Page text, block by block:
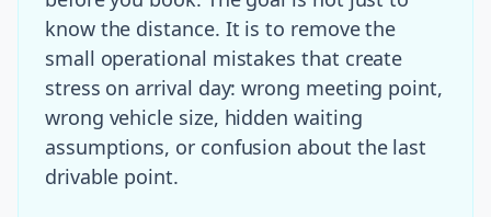
know the distance. It is to remove the
small operational mistakes that create
stress on arrival day: wrong meeting point,
wrong vehicle size, hidden waiting
assumptions, or confusion about the last
drivable point.